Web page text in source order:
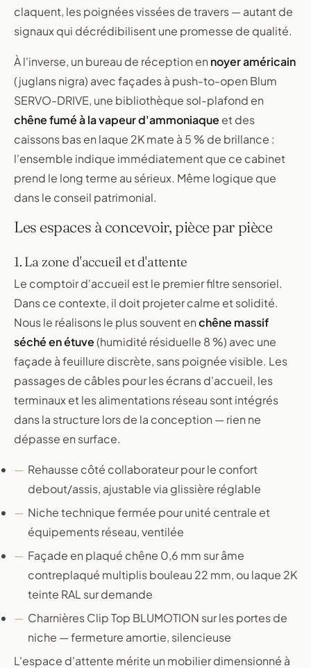
claquent, les poignées vissées de travers — autant de
signaux qui décrédibilisent une promesse de qualité.
À l'inverse, un bureau de réception en noyer américain
(juglans nigra) avec façades à push-to-open Blum
SERVO-DRIVE, une bibliothèque sol-plafond en
chêne fumé à la vapeur d'ammoniaque et des
caissons bas en laque 2K mate à 5 % de brillance :
l'ensemble indique immédiatement que ce cabinet
prend le long terme au sérieux. Même logique que
dans le conseil patrimonial.
Les espaces à concevoir, pièce par pièce
1. La zone d'accueil et d'attente
Le comptoir d'accueil est le premier filtre sensoriel.
Dans ce contexte, il doit projeter calme et solidité.
Nous le réalisons le plus souvent enchêne massif
séché en étuve(humidité résiduelle 8 %) avec une
façade à feuillure discrète, sans poignée visible. Les
passages de câbles pour les écrans d'accueil, les
terminaux et les alimentations réseau sont intégrés
dans la structure lors de la conception — rien ne
dépasse en surface.
Rehausse côté collaborateur pour le confort
debout/assis, ajustable via glissière réglable
Niche technique fermée pour unité centrale et
équipements réseau, ventilée
Façade en plaqué chêne 0,6 mm sur âme
contreplaqué multiplis bouleau 22 mm, ou laque 2K
teinte RAL sur demande
Charnières Clip Top BLUMOTION sur les portes de
niche — fermeture amortie, silencieuse
L'espace d'attente mérite un mobilier dimensionné à